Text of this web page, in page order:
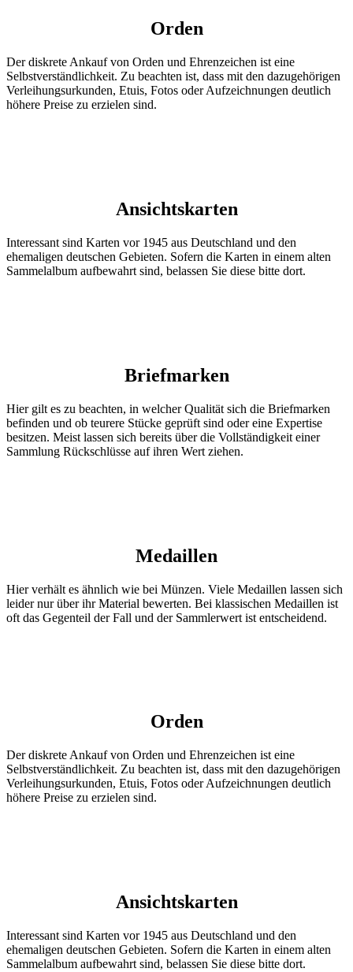
Orden
Der diskrete Ankauf von Orden und Ehrenzeichen ist eine
Selbstverständlichkeit. Zu beachten ist, dass mit den dazugehörigen
Verleihungsurkunden, Etuis, Fotos oder Aufzeichnungen deutlich
höhere Preise zu erzielen sind.
Ansichtskarten
Interessant sind Karten vor 1945 aus Deutschland und den
ehemaligen deutschen Gebieten. Sofern die Karten in einem alten
Sammelalbum aufbewahrt sind, belassen Sie diese bitte dort.
Briefmarken
Hier gilt es zu beachten, in welcher Qualität sich die Briefmarken
befinden und ob teurere Stücke geprüft sind oder eine Expertise
besitzen. Meist lassen sich bereits über die Vollständigkeit einer
Sammlung Rückschlüsse auf ihren Wert ziehen.
Medaillen
Hier verhält es ähnlich wie bei Münzen. Viele Medaillen lassen sich
leider nur über ihr Material bewerten. Bei klassischen Medaillen ist
oft das Gegenteil der Fall und der Sammlerwert ist entscheidend.
Orden
Der diskrete Ankauf von Orden und Ehrenzeichen ist eine
Selbstverständlichkeit. Zu beachten ist, dass mit den dazugehörigen
Verleihungsurkunden, Etuis, Fotos oder Aufzeichnungen deutlich
höhere Preise zu erzielen sind.
Ansichtskarten
Interessant sind Karten vor 1945 aus Deutschland und den
ehemaligen deutschen Gebieten. Sofern die Karten in einem alten
Sammelalbum aufbewahrt sind, belassen Sie diese bitte dort.